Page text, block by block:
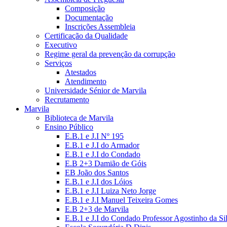
Composição
Documentação
Inscrições Assembleia
Certificação da Qualidade
Executivo
Regime geral da prevenção da corrupção
Serviços
Atestados
Atendimento
Universidade Sénior de Marvila
Recrutamento
Marvila
Biblioteca de Marvila
Ensino Público
E.B.1 e J.I Nº 195
E.B.1 e J.I do Armador
E.B.1 e J.I do Condado
E.B 2+3 Damião de Góis
EB João dos Santos
E.B.1 e J.I dos Lóios
E.B.1 e J.I Luiza Neto Jorge
E.B.1 e J.I Manuel Teixeira Gomes
E.B 2+3 de Marvila
E.B.1 e J.I do Condado Professor Agostinho da